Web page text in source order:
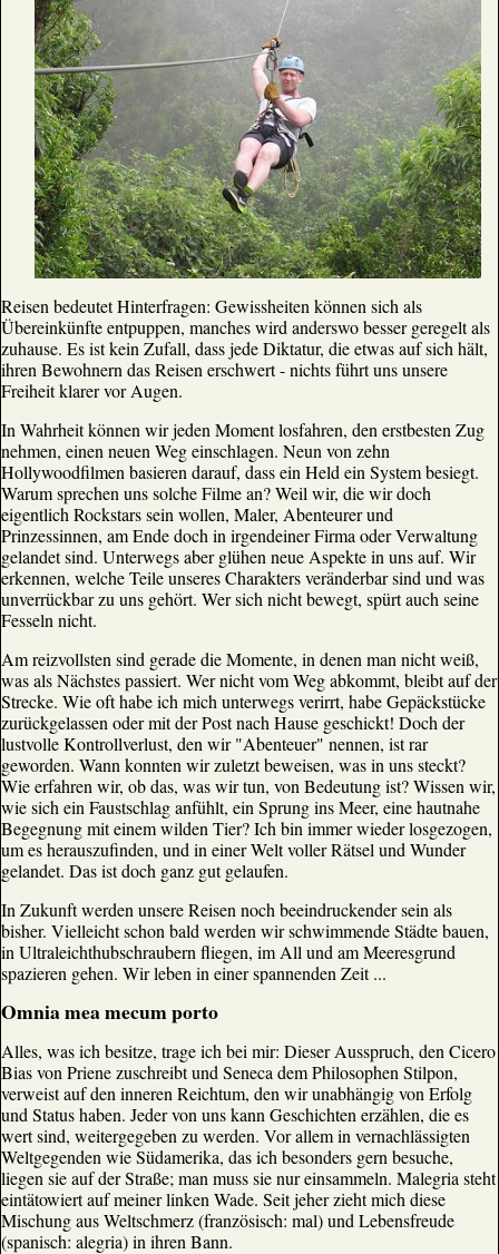
Reisen bedeutet Hinterfragen: Gewissheiten können sich als
Übereinkünfte entpuppen, manches wird anderswo besser geregelt als
zuhause. Es ist kein Zufall, dass jede Diktatur, die etwas auf sich hält,
ihren Bewohnern das Reisen erschwert - nichts führt uns unsere
Freiheit klarer vor Augen.
In Wahrheit können wir jeden Moment losfahren, den erstbesten Zug
nehmen, einen neuen Weg einschlagen. Neun von zehn
Hollywoodfilmen basieren darauf, dass ein Held ein System besiegt.
Warum sprechen uns solche Filme an? Weil wir, die wir doch
eigentlich Rockstars sein wollen, Maler, Abenteurer und
Prinzessinnen, am Ende doch in irgendeiner Firma oder Verwaltung
gelandet sind. Unterwegs aber glühen neue Aspekte in uns auf. Wir
erkennen, welche Teile unseres Charakters veränderbar sind und was
unverrückbar zu uns gehört. Wer sich nicht bewegt, spürt auch seine
Fesseln nicht.
Am reizvollsten sind gerade die Momente, in denen man nicht weiß,
was als Nächstes passiert. Wer nicht vom Weg abkommt, bleibt auf der
Strecke. Wie oft habe ich mich unterwegs verirrt, habe Gepäckstücke
zurückgelassen oder mit der Post nach Hause geschickt! Doch der
lustvolle Kontrollverlust, den wir "Abenteuer" nennen, ist rar
geworden. Wann konnten wir zuletzt beweisen, was in uns steckt?
Wie erfahren wir, ob das, was wir tun, von Bedeutung ist? Wissen wir,
wie sich ein Faustschlag anfühlt, ein Sprung ins Meer, eine hautnahe
Begegnung mit einem wilden Tier? Ich bin immer wieder losgezogen,
um es herauszufinden, und in einer Welt voller Rätsel und Wunder
gelandet. Das ist doch ganz gut gelaufen.
In Zukunft werden unsere Reisen noch beeindruckender sein als
bisher. Vielleicht schon bald werden wir schwimmende Städte bauen,
in Ultraleichthubschraubern fliegen, im All und am Meeresgrund
spazieren gehen. Wir leben in einer spannenden Zeit ...
Omnia mea mecum porto
Alles, was ich besitze, trage ich bei mir: Dieser Ausspruch, den Cicero
Bias von Priene zuschreibt und Seneca dem Philosophen Stilpon,
verweist auf den inneren Reichtum, den wir unabhängig von Erfolg
und Status haben. Jeder von uns kann Geschichten erzählen, die es
wert sind, weitergegeben zu werden. Vor allem in vernachlässigten
Weltgegenden wie Südamerika, das ich besonders gern besuche,
liegen sie auf der Straße; man muss sie nur einsammeln. Malegria steht
eintätowiert auf meiner linken Wade. Seit jeher zieht mich diese
Mischung aus Weltschmerz (französisch: mal) und Lebensfreude
(spanisch: alegria) in ihren Bann.